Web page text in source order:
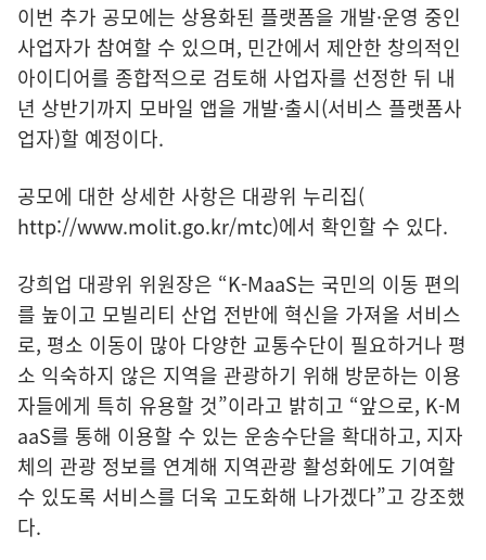
이번 추가 공모에는 상용화된 플랫폼을 개발·운영 중인
사업자가 참여할 수 있으며, 민간에서 제안한 창의적인
아이디어를 종합적으로 검토해 사업자를 선정한 뒤 내
년 상반기까지 모바일 앱을 개발·출시(서비스 플랫폼사
업자)할 예정이다.
공모에 대한 상세한 사항은 대광위 누리집(
http://www.molit.go.kr/mtc)에서 확인할 수 있다.
강희업 대광위 위원장은 “K-MaaS는 국민의 이동 편의
를 높이고 모빌리티 산업 전반에 혁신을 가져올 서비스
로, 평소 이동이 많아 다양한 교통수단이 필요하거나 평
소 익숙하지 않은 지역을 관광하기 위해 방문하는 이용
자들에게 특히 유용할 것”이라고 밝히고 “앞으로, K-M
aaS를 통해 이용할 수 있는 운송수단을 확대하고, 지자
체의 관광 정보를 연계해 지역관광 활성화에도 기여할
수 있도록 서비스를 더욱 고도화해 나가겠다”고 강조했
다.